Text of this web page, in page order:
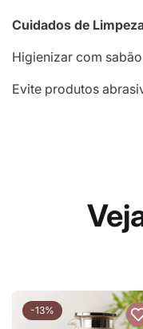
Cuidados de
Higienizar com
Evite produtos
-13%